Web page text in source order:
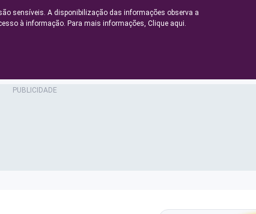
sensíveis. A disponibilização das informações observa a
à informação. Para mais informações, Clique aqui.